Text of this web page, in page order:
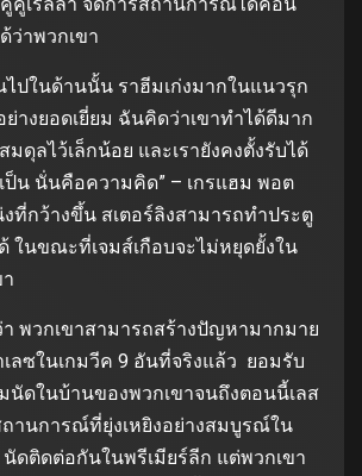
ว่าพวกเขา
ไปในด้านนั้น ราฮีมเก่งมากในแนวรุก
างยอดเยี่ยม ฉันคิดว่าเขาทำได้ดีมาก
มดุลไว้เล็กน้อย และเรายังคงตั้งรับได้
ป็น นั่นคือความคิด” – เกรแฮม พอต
ที่กว้างขึ้น สเตอร์ลิงสามารถทำประตู
ในขณะที่เจมส์เกือบจะไม่หยุดยั้งใน
พวกเขาสามารถสร้างปัญหามากมาย
ลซในเกมวีค 9 อันที่จริงแล้ว ยอมรับ
นัดในบ้านของพวกเขาจนถึงตอนนี้เลส
ถานการณ์ที่ยุ่งเหยิงอย่างสมบูรณ์ใน
ดติดต่อกันในพรีเมียร์ลีก แต่พวกเขา